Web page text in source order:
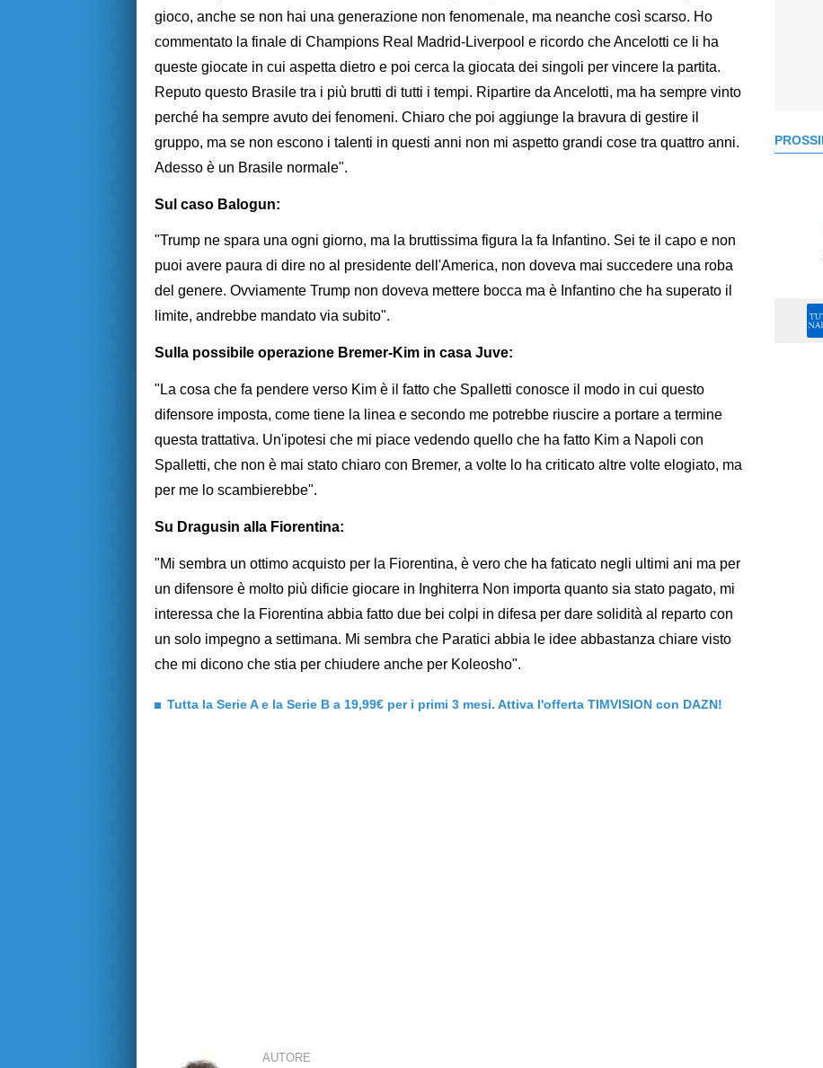
gioco, anche se non hai una generazione non fenomenale, ma neanche così scarso. Ho
commentato la finale di Champions Real Madrid-Liverpool e ricordo che Ancelotti ce li ha
queste giocate in cui aspetta dietro e poi cerca la giocata dei singoli per vincere la partita.
Reputo questo Brasile tra i più brutti di tutti i tempi. Ripartire da Ancelotti, ma ha sempre vinto
perché ha sempre avuto dei fenomeni. Chiaro che poi aggiunge la bravura di gestire il
gruppo, ma se non escono i talenti in questi anni non mi aspetto grandi cose tra quattro anni.
Adesso è un Brasile normale".
Sul caso Balogun:
"Trump ne spara una ogni giorno, ma la bruttissima figura la fa Infantino. Sei te il capo e non
puoi avere paura di dire no al presidente dell'America, non doveva mai succedere una roba
del genere. Ovviamente Trump non doveva mettere bocca ma è Infantino che ha superato il
limite, andrebbe mandato via subito".
Sulla possibile operazione Bremer-Kim in casa Juve:
"La cosa che fa pendere verso Kim è il fatto che Spalletti conosce il modo in cui questo
difensore imposta, come tiene la linea e secondo me potrebbe riuscire a portare a termine
questa trattativa. Un'ipotesi che mi piace vedendo quello che ha fatto Kim a Napoli con
Spalletti, che non è mai stato chiaro con Bremer, a volte lo ha criticato altre volte elogiato, ma
per me lo scambierebbe".
Su Dragusin alla Fiorentina:
"Mi sembra un ottimo acquisto per la Fiorentina, è vero che ha faticato negli ultimi ani ma per
un difensore è molto più dificie giocare in Inghiterra Non importa quanto sia stato pagato, mi
interessa che la Fiorentina abbia fatto due bei colpi in difesa per dare solidità al reparto con
un solo impegno a settimana. Mi sembra che Paratici abbia le idee abbastanza chiare visto
che mi dicono che stia per chiudere anche per Koleosho".
Tutta la Serie A e la Serie B a 19,99€ per i primi 3 mesi. Attiva l'offerta TIMVISION con DAZN!
AUTORE